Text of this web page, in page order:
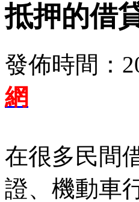
抵押的借
發佈時間：
網
在很多民間
證、機動車